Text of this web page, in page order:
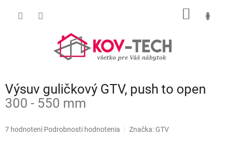
Výsuv guličkový GTV, push to open
300 - 550 mm
Priemerné
7 hodnotení Podrobnosti hodnotenia Značka: GTV